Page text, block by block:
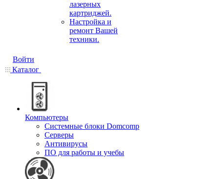
лазерных
картриджей.
Настройка и
ремонт Вашей
техники.
Войти
Каталог
Компьютеры
Системные блоки Domcomp
Серверы
Антивирусы
ПО для работы и учебы